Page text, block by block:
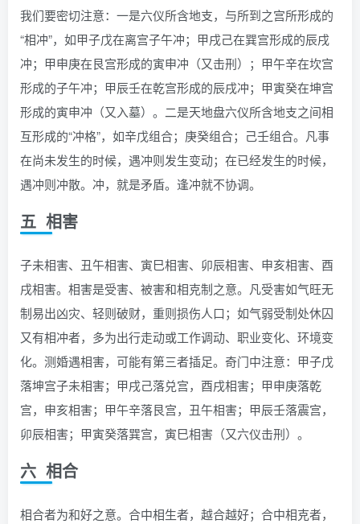
我们要密切注意：一是六仪所含地支，与所到之宫所形成的
“相冲”，如甲子戊在离宫子午冲；甲戌己在巽宫形成的辰戌
冲；甲申庚在艮宫形成的寅申冲（又击刑）；甲午辛在坎宫
形成的子午冲；甲辰壬在乾宫形成的辰戌冲；甲寅癸在坤宫
形成的寅申冲（又入墓）。二是天地盘六仪所含地支之间相
互形成的“冲格”，如辛戊组合；庚癸组合；己壬组合。凡事
在尚未发生的时候，遇冲则发生变动；在已经发生的时候，
遇冲则冲散。冲，就是矛盾。逢冲就不协调。
五 相害
子未相害、丑午相害、寅巳相害、卯辰相害、申亥相害、酉
戌相害。相害是受害、被害和相克制之意。凡受害如气旺无
制易出凶灾、轻则破财，重则损伤人口；如气弱受制处休囚
又有相冲者，多为出行走动或工作调动、职业变化、环境变
化。测婚遇相害，可能有第三者插足。奇门中注意：甲子戊
落坤宫子未相害；甲戌己落兑宫，酉戌相害；甲申庚落乾
宫，申亥相害；甲午辛落艮宫，丑午相害；甲辰壬落震宫，
卯辰相害；甲寅癸落巽宫，寅巳相害（又六仪击刑）。
六 相合
相合者为和好之意。合中相生者，越合越好；合中相克者，